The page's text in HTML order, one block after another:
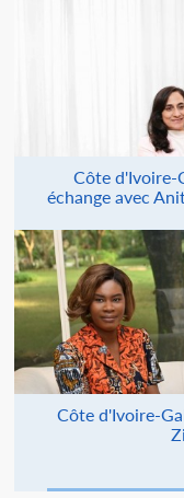
Côte d'Ivoire-
échange avec
Côte d'Ivoire-